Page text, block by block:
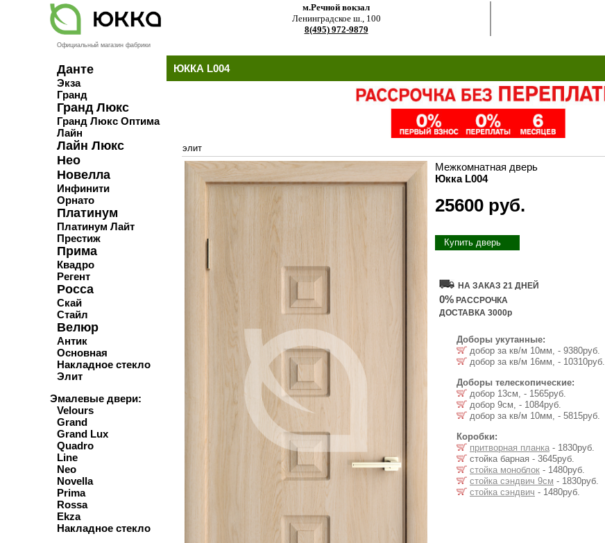
Официальный магазин фабрики
Данте
Экза
Гранд
Гранд Люкс
Гранд Люкс Оптима
Лайн
Лайн Люкс
Нео
Новелла
Инфинити
Орнато
Платинум
Платинум Лайт
Престиж
Прима
Квадро
Регент
Росса
Скай
Стайл
Велюр
Антик
Основная
Накладное стекло
Элит
Эмалевые двери:
Velours
Grand
Grand Lux
Quadro
Line
Neo
Novella
Prima
Rossa
Ekza
Накладное стекло
м.Речной вокзал
Ленинградское ш., 100
8(495) 972-9879
ЮККА L004
элит
Межкомнатная дверь
Юкка L004
25600 руб.
Купить дверь
НА ЗАКАЗ 21 ДНЕЙ
0% РАССРОЧКА
ДОСТАВКА 3000р
Доборы укутанные:
добор за кв/м 10мм, - 9380руб.
добор за кв/м 16мм, - 10310руб.
Доборы телескопические:
добор 13см, - 1565руб.
добор 9см, - 1084руб.
добор за кв/м 10мм, - 5815руб.
Коробки:
притворная планка - 1830руб.
стойка барная - 3645руб.
стойка моноблок - 1480руб.
стойка сэндвич 9см - 1830руб.
стойка сэндвич - 1480руб.